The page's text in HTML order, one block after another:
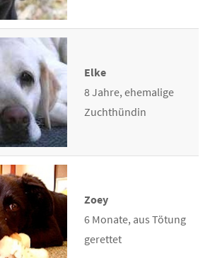
Elke
8 Jahre, ehemalige
Zuchthündin
Zoey
6 Monate, aus Tötung
gerettet